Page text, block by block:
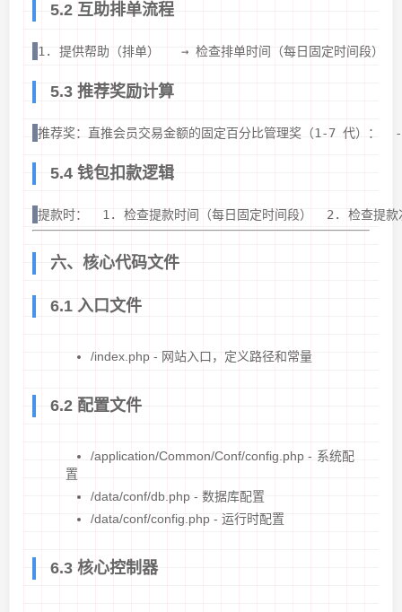
5.2 互助排单流程
1. 提供帮助（排单）   → 检查排单时间（每日固定时间段
5.3 推荐奖励计算
推荐奖：直推会员交易金额的固定百分比管理奖（1-7
5.4 钱包扣款逻辑
提款时：  1. 检查提款时间（每日固定时间段）  2. 检查提
六、核心代码文件
6.1 入口文件
/index.php - 网站入口，定义路径和常量
6.2 配置文件
/application/Common/Conf/config.php - 系统配
置
/data/conf/db.php - 数据库配置
/data/conf/config.php - 运行时配置
6.3 核心控制器